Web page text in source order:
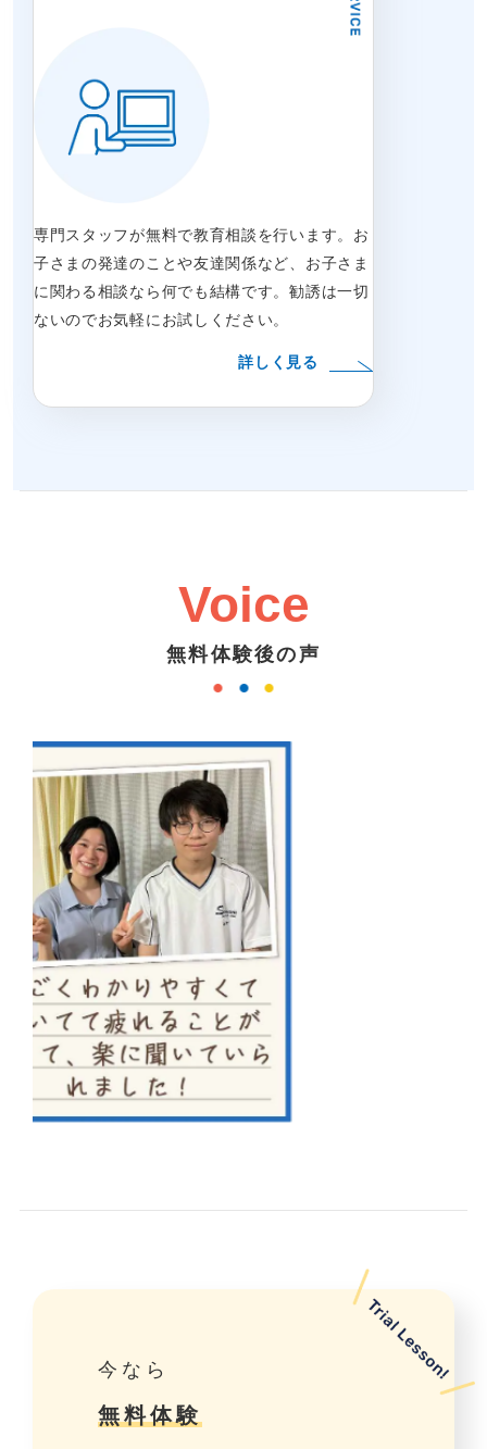
専門スタッフが無料で教育相談を行います。お
子さまの発達のことや友達関係など、お子さま
に関わる相談なら何でも結構です。勧誘は一切
ないのでお気軽にお試しください。
詳しく見る
Voice
無料体験後の声
今なら
無料体験